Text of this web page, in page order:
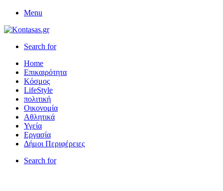
Menu
Search for
Home
Επικαιρότητα
Κόσμος
LifeStyle
πολιτική
Οικονομία
Αθλητικά
Υγεία
Εργασία
Δήμοι Περιφέρειες
Search for